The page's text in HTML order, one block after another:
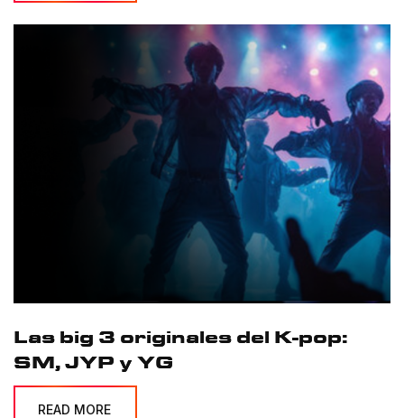
Las big 3 originales del K-pop:
SM, JYP y YG
READ MORE